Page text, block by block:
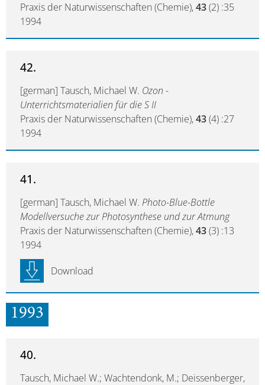
Praxis der Naturwissenschaften (Chemie),43(2) :35
1994
42.
[german] Tausch, Michael W. Ozon -
Unterrichtsmaterialien für die S II
Praxis der Naturwissenschaften (Chemie),43(4) :27
1994
41.
[german] Tausch, Michael W. Photo-Blue-Bottle
Modellversuche zur Photosynthese und zur Atmung
Praxis der Naturwissenschaften (Chemie),43(3) :13
1994
Download
1993
40.
Tausch, Michael W.; Wachtendonk, M.; Deissenberger,